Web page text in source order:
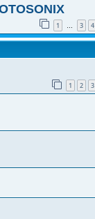
1 … 3 4
1 2 3